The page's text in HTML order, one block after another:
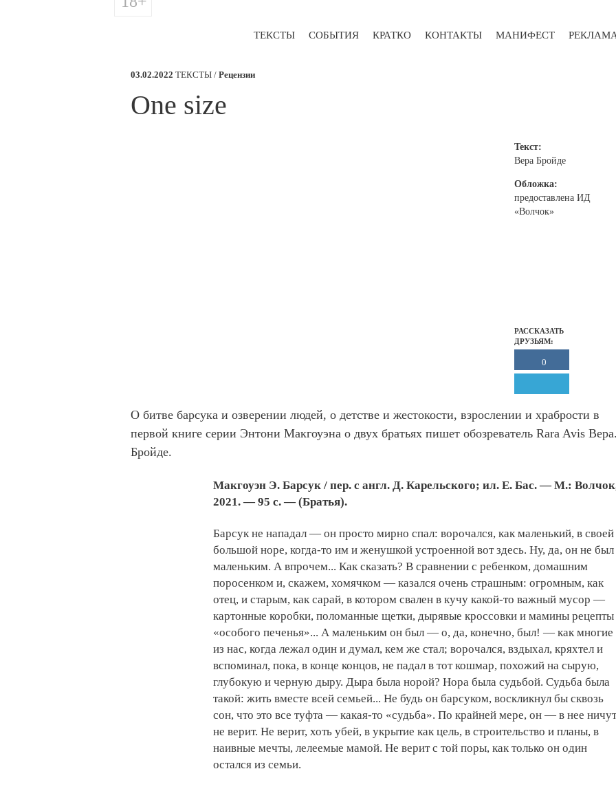
ТЕКСТЫ СОБЫТИЯ КРАТКО КОНТАКТЫ МАНИФЕСТ
03.02.2022 ТЕКСТЫ / Рецензии
​One size
Текст:
Вера Бройде
Обложка:
предоставлена ИД
«Волчок»
РАССКАЗАТЬ
ДРУЗЬЯМ:
0
О битве барсука и озверении людей, о детстве и жестокости, взрослении и храбрости в
первой книге серии Энтони Макгоуэна о двух братьях пишет обозреватель Rara Avis Вера.
Бройде.
Макгоуэн Э. Барсук / пер. с англ. Д. Карельского; ил. Е. Бас. — М.:
2021. — 95 с. — (Братья).
Барсук не нападал — он просто мирно спал: ворочался, как маленький, в своей
большой норе, когда-то им и женушкой устроенной вот здесь. Ну, да, он не был
маленьким. А впрочем... Как сказать? В сравнении с ребенком, домашним
поросенком и, скажем, хомячком — казался очень страшным: огромным, как
отец, и старым, как сарай, в котором свален в кучу какой-то важный мусор —
картонные коробки, поломанные щетки, дырявые кроссовки и мамины рецепты
«особого печенья»... А маленьким он был — о, да, конечно, был! — как многие
из нас, когда лежал один и думал, кем же стал; ворочался, вздыхал, кряхтел и
вспоминал, пока, в конце концов, не падал в тот кошмар, похожий на сырую,
глубокую и черную дыру. Дыра была норой? Нора была судьбой. Судьба была
такой: жить вместе всей семьей... Не будь он барсуком, воскликнул бы сквозь
сон, что это все туфта — какая-то «судьба». По крайней мере, он — в нее
не верит. Не верит, хоть убей, в укрытие как цель, в строительство и планы, в
наивные мечты, лелеемые мамой. Не верит с той поры, как только он один
остался из семьи.